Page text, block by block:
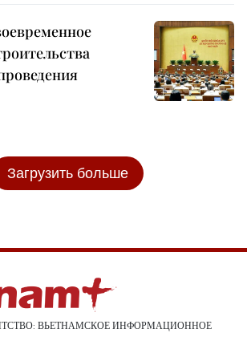
Загрузить больше
ВЬЕТНАМСКОЕ ИНФОРМАЦИОННОЕ